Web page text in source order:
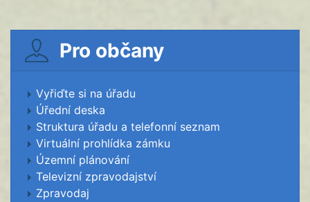
Pro občany
Vyřiďte si na úřadu
Úřední deska
Struktura úřadu a telefonní seznam
Virtuální prohlídka zámku
Územní plánování
Televizní zpravodajství
Zpravodaj